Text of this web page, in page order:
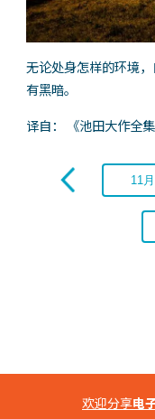
无论处身怎样的环境
有黑暗。
译自： 《池田大作全
欢迎分享电